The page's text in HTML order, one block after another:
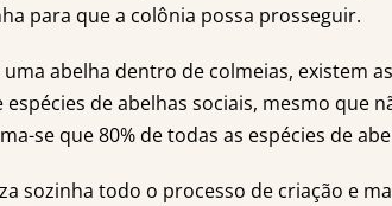
para que a colônia possa prosseguir.
uma abelha dentro de colmeias, existem
de abelhas sociais, mesmo que
se que 80% de todas as espécies de
sozinha todo o processo de criação e